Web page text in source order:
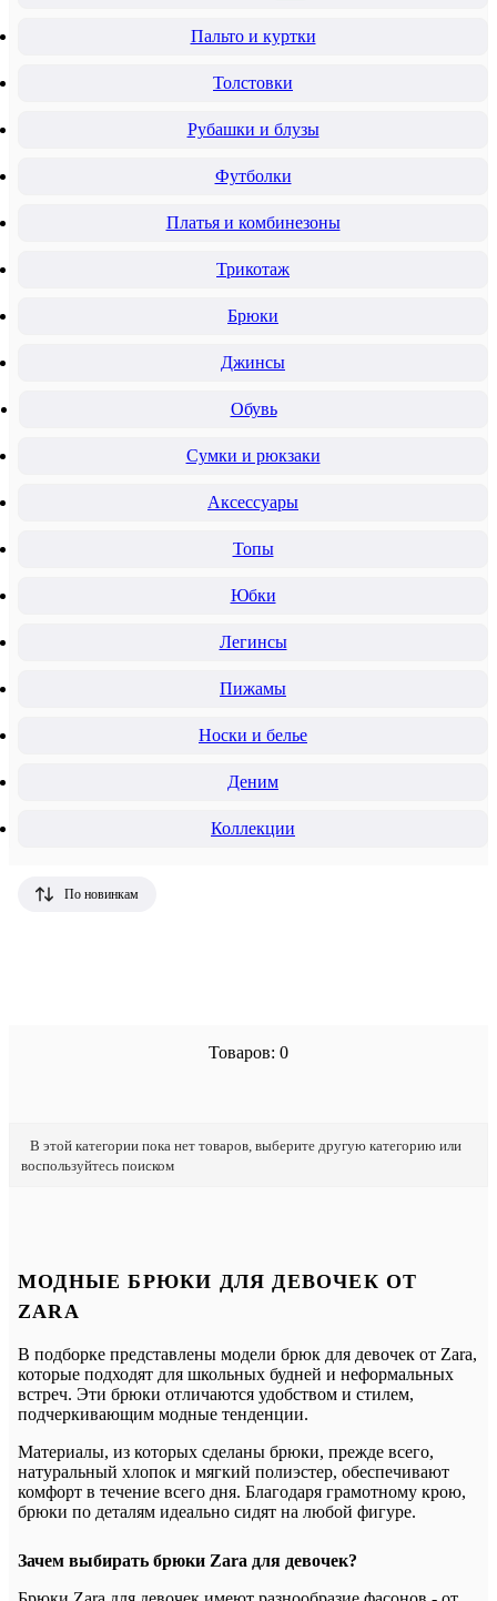
Пальто и куртки
Толстовки
Рубашки и блузы
Футболки
Платья и комбинезоны
Трикотаж
Брюки
Джинсы
Обувь
Сумки и рюкзаки
Аксессуары
Топы
Юбки
Легинсы
Пижамы
Носки и белье
Деним
Коллекции
Товаров: 0
По новинкам
В этой категории пока нет товаров, выберите другую категорию или
воспользуйтесь поиском
МОДНЫЕ БРЮКИ ДЛЯ ДЕВОЧЕК ОТ
ZARA
В подборке представлены модели брюк для девочек от Zara,
которые подходят для школьных будней и неформальных
встреч. Эти брюки отличаются удобством и стилем,
подчеркивающим модные тенденции.
Материалы, из которых сделаны брюки, прежде всего,
натуральный хлопок и мягкий полиэстер, обеспечивают
комфорт в течение всего дня. Благодаря грамотному крою,
брюки по деталям идеально сидят на любой фигуре.
Зачем выбирать брюки Zara для девочек?